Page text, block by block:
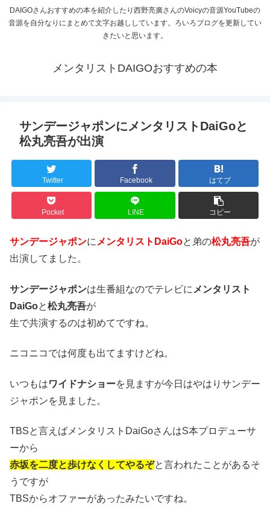
DAIGOさんおすすめの本を紹介したり西野亮廣さんのVoicyの音源YouTubeの
音源を自分なりにまとめて文字お越ししています。ろいろブログを更新してい
きたいと思います。
メンタリストDAIGOおすすめの本
サンデージャポンにメンタリストDaiGoと
松丸亮吾が出演
Twitter Facebook はてブ
Pocket LINE コピー
サンデージャポンに メンタリストDaiGoと弟の松丸亮吾が
出演してました。
サンデージャポンは生番組なのでテレビに メンタリスト
DaiGoと松丸亮吾が
生で共演するのは初めてですね。
ニコニコでは何度も出てますけどね。
いつもはワイドナショーを見ますが今日はやはりサンデー
ジャポンを見ました。
TBSと言えばメンタリストDaiGoさんはS本プロデューサ
ーから
赤坂を二度と歩けなくしてやるぞと言われたことがあるそ
うですが
TBSからオファーがあったみたいですね。